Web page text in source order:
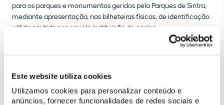
Este website utiliza cookies
Utilizamos cookies para personalizar conteúdo e
anúncios, fornecer funcionalidades de redes sociais e
para os parques e monumentos geridos pela Parques de Sintra,
mediante apresentação, nas bilheteiras físicas, de identificação
válida emitida por aquela instituição de ensino.
participação da Parques de
a Discovery Week, que permite à empresa divulgar a sua oferta
alunos e professores estrangeiros com a cultura portuguesa é